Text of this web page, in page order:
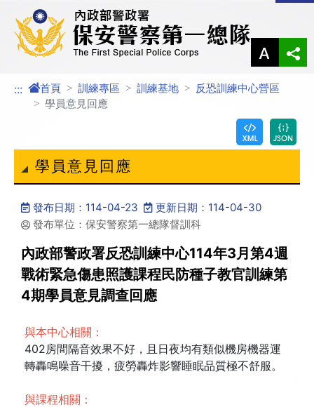
進入內容區塊
::: 首頁 訓練專區 訓練基地
反恐訓練中心營區
學員意見回應
學員意見回應
發布日期：114-04-23
更新日期：114-04-30
發布單位：保安警察第一總隊督訓科
內政部警政署反恐訓練中心114年3月第4週
戰術緊急傷患照護課程民防種子教官訓練第
4期學員意見調查回應
與本中心相關：
402房間隔音效果不好，且日夜均有類似機房機器運
轉轟鳴噪音干擾，疲勞轟炸影響睡眠品質極不舒服。
與課程相關：